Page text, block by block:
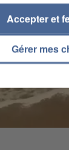
Gérer mes
Accepter et